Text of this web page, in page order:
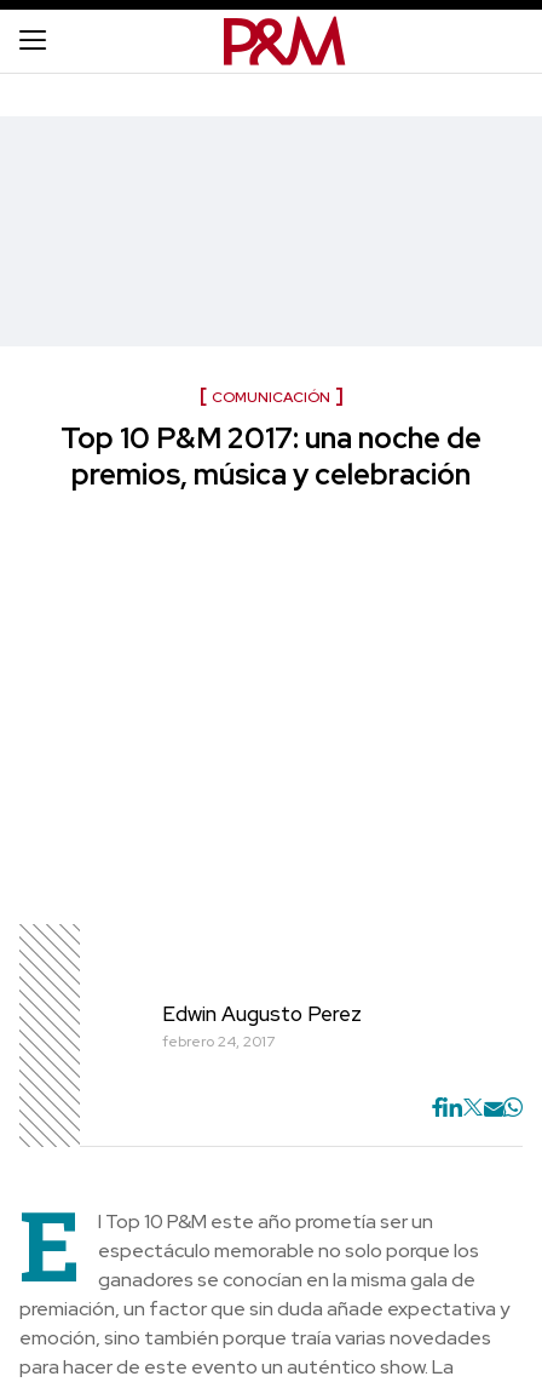
COMUNICACIÓN
Top 10 P&M 2017: una noche de
premios, música y celebración
Edwin Augusto Perez
febrero 24, 2017
E
l Top 10 P&M este año prometía ser un
espectáculo memorable no solo porque los
ganadores se conocían en la misma gala de
premiación, un factor que sin duda añade expectativa y
emoción, sino también porque traía varias novedades
para hacer de este evento un auténtico show. La